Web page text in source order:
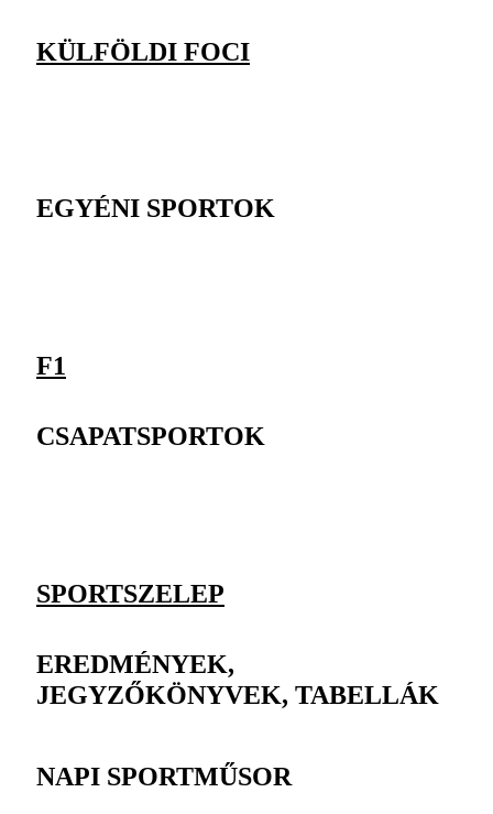
KÜLFÖLDI FOCI
EGYÉNI SPORTOK
F1
CSAPATSPORTOK
SPORTSZELEP
EREDMÉNYEK,
JEGYZŐKÖNYVEK, TABELLÁK
NAPI SPORTMŰSOR